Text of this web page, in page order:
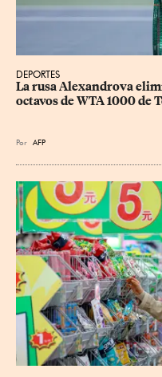
DEPORTES
La rusa Alexandrova
octavos de WTA 1000 de
Por AFP